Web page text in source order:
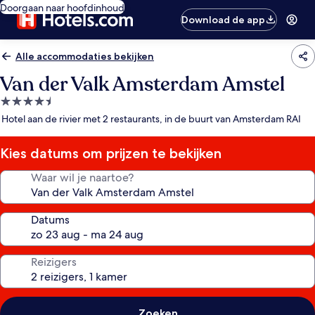
Doorgaan naar hoofdinhoud
Download de app
Alle accommodaties bekijken
Van der Valk Amsterdam Amstel
4.5-
sterrenaccommodatie
Hotel aan de rivier met 2 restaurants, in de buurt van Amsterdam RAI
Kies datums om prijzen te bekijken
Waar wil je naartoe?
Datums
Reizigers